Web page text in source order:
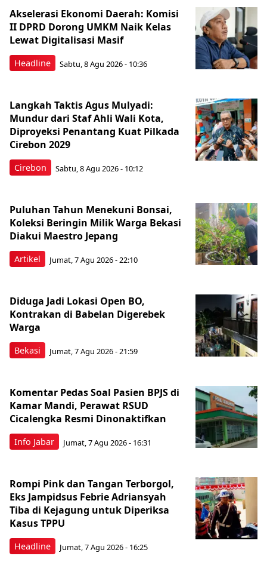
Headline
Akselerasi Ekonomi Daerah: Komisi
II DPRD Dorong UMKM Naik Kelas
Lewat Digitalisasi Masif
Sabtu, 8 Agu 2026 - 10:36
Cirebon
Langkah Taktis Agus Mulyadi:
Mundur dari Staf Ahli Wali Kota,
Diproyeksi Penantang Kuat Pilkada
Cirebon 2029
Sabtu, 8 Agu 2026 - 10:12
Artikel
Puluhan Tahun Menekuni Bonsai,
Koleksi Beringin Milik Warga Bekasi
Diakui Maestro Jepang
Jumat, 7 Agu 2026 - 22:10
Bekasi
Diduga Jadi Lokasi Open BO,
Kontrakan di Babelan Digerebek
Warga
Jumat, 7 Agu 2026 - 21:59
Info Jabar
Komentar Pedas Soal Pasien BPJS di
Kamar Mandi, Perawat RSUD
Cicalengka Resmi Dinonaktifkan
Jumat, 7 Agu 2026 - 16:31
Headline
Rompi Pink dan Tangan Terborgol,
Eks Jampidsus Febrie Adriansyah
Tiba di Kejagung untuk Diperiksa
Kasus TPPU
Jumat, 7 Agu 2026 - 16:25